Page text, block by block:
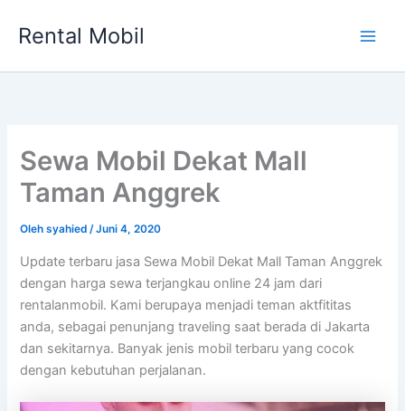
Rental Mobil
Sewa Mobil Dekat Mall
Taman Anggrek
Olehsyahied/Juni 4, 2020
Update terbaru jasa Sewa Mobil Dekat Mall Taman Anggrek
dengan harga sewa terjangkau online 24 jam dari
rentalanmobil. Kami berupaya menjadi teman aktfititas
anda, sebagai penunjang traveling saat berada di Jakarta
dan sekitarnya. Banyak jenis mobil terbaru yang cocok
dengan kebutuhan perjalanan.